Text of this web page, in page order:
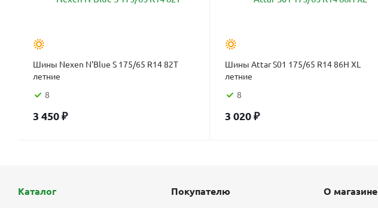
Шины Nexen N'Blue S 175/65 R14 82T
летние
8
3 450₽
Шины Attar S01 175/65 R14 86H XL
летние
8
3 020₽
Каталог Покупателю О магазине